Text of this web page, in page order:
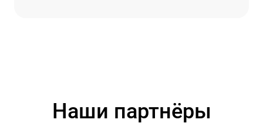
Наши партнёры